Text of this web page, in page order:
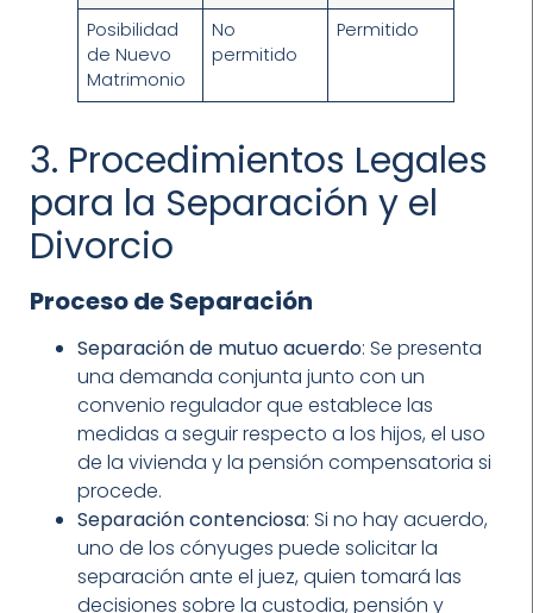
Posibilidad
de Nuevo
Matrimonio
No
permitido
Permitido
3. Procedimientos Legales
para la Separación y el
Divorcio
Proceso de Separación
Separación de mutuo acuerdo: Se presenta
una demanda conjunta junto con un
convenio regulador que establece las
medidas a seguir respecto a los hijos, el uso
de la vivienda y la pensión compensatoria si
procede.
Separación contenciosa: Si no hay acuerdo,
uno de los cónyuges puede solicitar la
separación ante el juez, quien tomará las
decisiones sobre la custodia, pensión y